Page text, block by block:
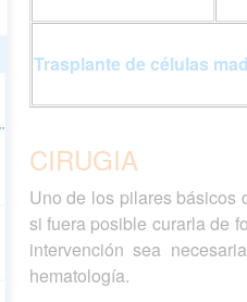
Trasplante de células
CIRUGIA
Uno de los pilares básicos
si fuera posible curarla de
intervención sea
hematología.